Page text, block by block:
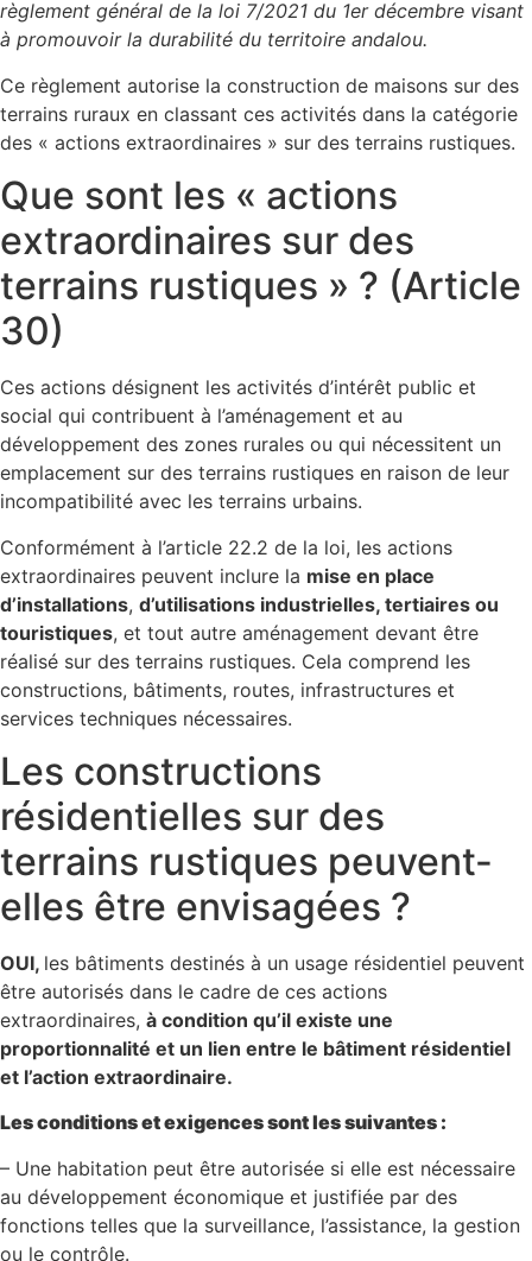
règlement général de la loi 7/2021 du 1er décembre visant
à promouvoir la durabilité du territoire andalou.
Ce règlement autorise la construction de maisons sur des
terrains ruraux en classant ces activités dans la catégorie
des « actions extraordinaires » sur des terrains rustiques.
Que sont les « actions
extraordinaires sur des
terrains rustiques » ? (Article
30)
Ces actions désignent les activités d’intérêt public et
social qui contribuent à l’aménagement et au
développement des zones rurales ou qui nécessitent un
emplacement sur des terrains rustiques en raison de leur
incompatibilité avec les terrains urbains.
Conformément à l’article 22.2 de la loi, les actions
extraordinaires peuvent inclure la mise en place
d’installations, d’utilisations industrielles, tertiaires ou
touristiques, et tout autre aménagement devant être
réalisé sur des terrains rustiques. Cela comprend les
constructions, bâtiments, routes, infrastructures et
services techniques nécessaires.
Les constructions
résidentielles sur des
terrains rustiques peuvent-
elles être envisagées ?
OUI, les bâtiments destinés à un usage résidentiel peuvent
être autorisés dans le cadre de ces actions
extraordinaires, à condition qu’il existe une
proportionnalité et un lien entre le bâtiment résidentiel
et l’action extraordinaire.
Les conditions et exigences sont les suivantes :
– Une habitation peut être autorisée si elle est nécessaire
au développement économique et justifiée par des
fonctions telles que la surveillance, l’assistance, la gestion
ou le contrôle.